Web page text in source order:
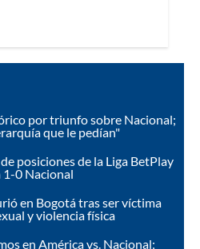
por triunfo sobre Nacional;
que le pedían"
posiciones de la Liga BetPlay
0 Nacional
en Bogotá tras ser víctima
y violencia física
en América vs. Nacional;